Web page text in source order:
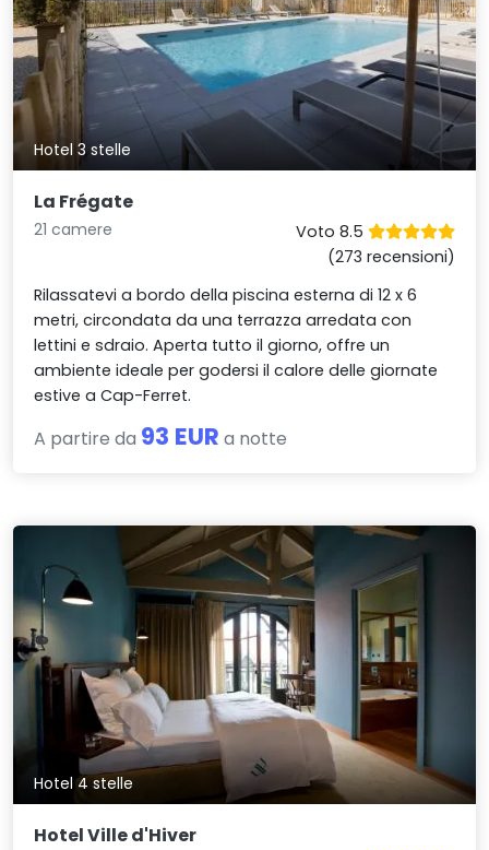
Hotel 3 stelle
La Frégate
21 camere
Voto 8.5
(273 recensioni)
Rilassatevi a bordo della piscina esterna di 12 x 6
metri, circondata da una terrazza arredata con
lettini e sdraio. Aperta tutto il giorno, offre un
ambiente ideale per godersi il calore delle giornate
estive a Cap-Ferret.
A partire da 93 EUR a notte
Hotel 4 stelle
Hotel Ville d'Hiver